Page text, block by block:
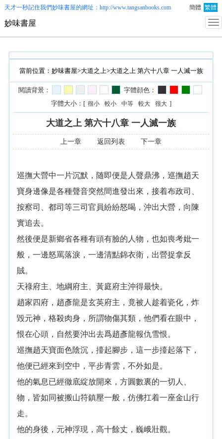
天才一秒記住我們妙味書屋的網址：http://www.tangsanbooks.com 簡體 繁體
妙味書屋
當前位置： 妙味書屋>大道之上>大道之上 第六十八章 一人滅一族
閱讀背景：
字體顔色：
字體大小：[ 很小 較小 中等 較大 很大 ]
大道之上 第六十八章 一人滅一族
上一章 返回列表 下一章
巡撫大營中一片沉默，随即便是人聲鼎沸，巡撫趙天
寶身邊像是各種聲音突然間進發出來，接着布政司、
按察司、都司等三司官員紛紛怒喝，沖出大營，向陳
實追去。
然後便是新鄉省各種有頭有臉的人物，也如喪考妣一
般，一邊怒罵落淚，一邊清點錦衣衛，出營捉拿反
賊。
天祿府主、地綱府主、黃庭府主沖得最快。
趙家四府，趙彥龍是玄英府主，竟被人趁着瓷化，炸
毀元神，格殺肉身，所謂物傷其類，他們看在眼中，
恨在心頭，自然要沖出去爲趙彥龍報仇雪恨。
巡撫趙天寶面色陰沉，擡起腳步，這一步擡起落下，
他便已經來到空中，平步青雲，不外如是。
他的氣息已經徹底綻放開來，方圓數裏的一切人、
物，皆如同被搬山符鎮壓一般，仿佛扛着一座金山行
走。
他的身後，元神浮現，高十餘丈，巍峨壯觀。